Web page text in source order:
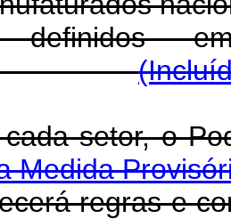
definidos
cada setor,
Medida
regras e